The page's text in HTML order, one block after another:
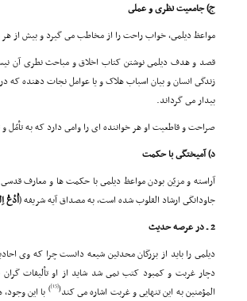
ج) جامعیت نظرى و عملى
مواعظ دیلمى، خواب راحت را از مخاطب مى گیرد و بیش از هر
قصد و هدف دیلمى نوشتن کتاب اخلاق و مباحث نطرى آن
زندگى انسان و بیان اسباب هلاک و یا عوامل نجات دهنده
بیدار مى گرداند.
صراحت و قاطعیت او هر خواننده اى را وامى دارد که به تأمّل
د) آمیختگى با حکمت
آراسته و مزیّن بودن مواعظ دیلمى با حکمت ها و معارف
جاودانگى ارشاد القلوب شده است، به مصداق آیه شریفه (اُدْعُ
2 ـ در عرصه حدیث
دیلمى را باید از بزرگان محدثین شیعه دانست چرا که وى
دچار غربت و کمبود کتب نمى شد شاید از او تألیفات
المؤمنین به این تنهایى و غربت اشاره مى کند(
[15]
) با این